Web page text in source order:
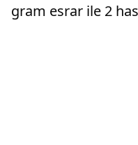
gram esrar ile 2